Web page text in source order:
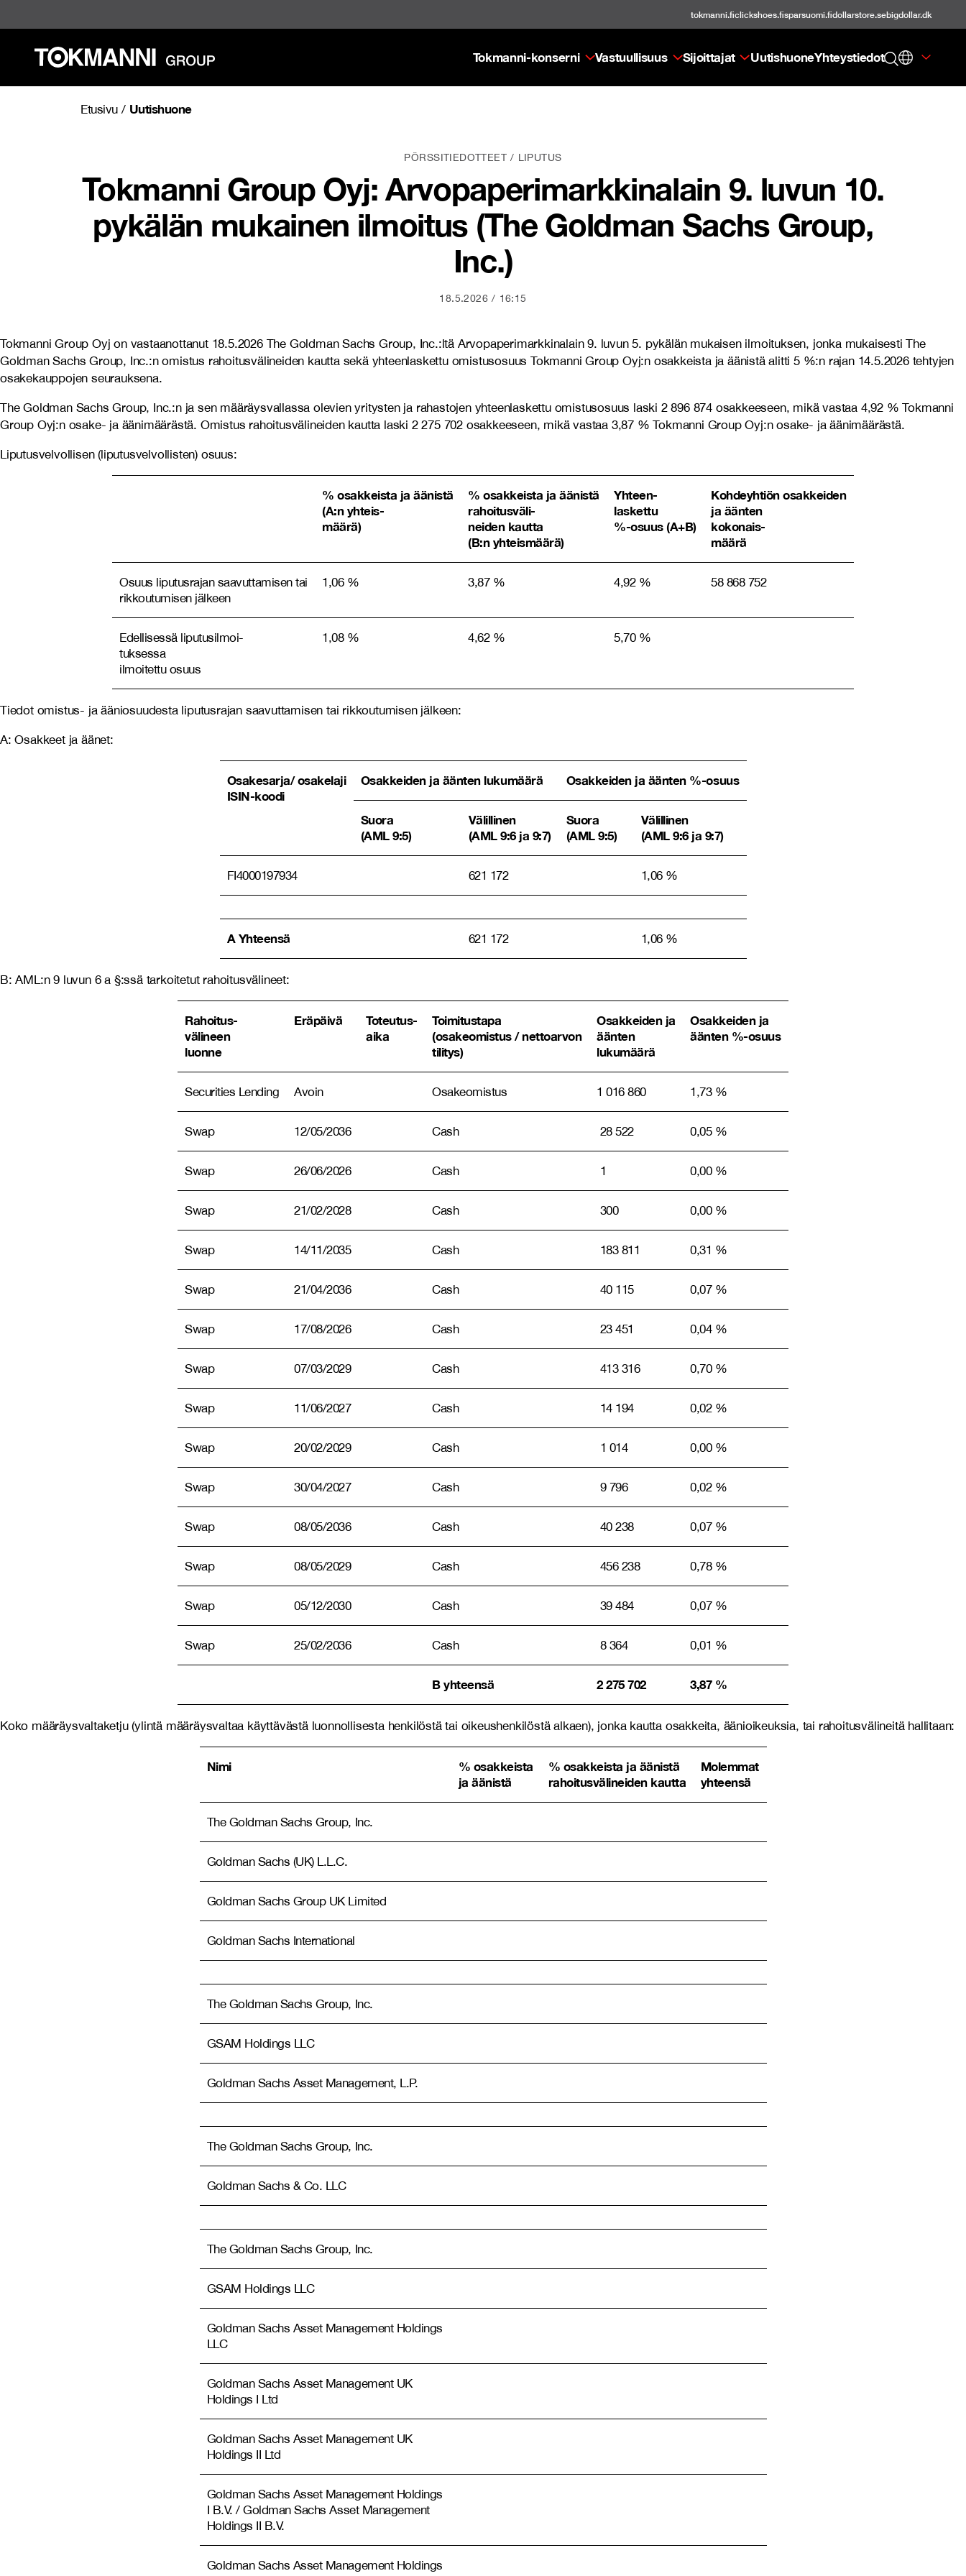
tokmanni.ficlickshoes.fisparsuomi.fidollarstore.sebigdollar.dk
Tokmanni-konserni Vastuullisuus Sijoittajat UutishuoneYhteystiedot
Etusivu/ Uutishuone
PÖRSSITIEDOTTEET LIPUTUS
Tokmanni Group Oyj: Arvopaperimarkkinalain 9. luvun 10.
pykälän mukainen ilmoitus (The Goldman Sachs Group,
Inc.)
18.5.2026 16:15
Tokmanni Group Oyj on vastaanottanut 18.5.2026 The Goldman Sachs Group, Inc.:ltä Arvopaperimarkkinalain 9. luvun 5. pykälän mukaisen ilmoituksen, jonka mukaisesti The
Goldman Sachs Group, Inc.:n omistus rahoitusvälineiden kautta sekä yhteenlaskettu omistusosuus Tokmanni Group Oyj:n osakkeista ja äänistä alitti 5 %:n rajan 14.5.2026 tehtyjen
osakekauppojen seurauksena.
The Goldman Sachs Group, Inc.:n ja sen määräysvallassa olevien yritysten ja rahastojen yhteenlaskettu omistusosuus laski 2 896 874 osakkeeseen, mikä vastaa 4,92 % Tokmanni
Group Oyj:n osake- ja äänimäärästä. Omistus rahoitusvälineiden kautta laski 2 275 702 osakkeeseen, mikä vastaa 3,87 % Tokmanni Group Oyj:n osake- ja äänimäärästä.
Liputusvelvollisen (liputusvelvollisten) osuus:
% osakkeista ja äänistä
(A:n yhteis-
määrä)
% osakkeista ja äänistä
rahoitusväli-
neiden kautta
(B:n yhteismäärä)
Yhteen-
laskettu
%-osuus (A+B)
Kohdeyhtiön osakkeiden
ja äänten
kokonais-
määrä
Osuus liputusrajan saavuttamisen tai
rikkoutumisen jälkeen
1,06 % 3,87 % 4,92 % 58 868 752
Edellisessä liputusilmoi-
tuksessa
ilmoitettu osuus
1,08 % 4,62 % 5,70 %
Tiedot omistus- ja ääniosuudesta liputusrajan saavuttamisen tai rikkoutumisen jälkeen:
A: Osakkeet ja äänet:
Osakesarja/ osakelaji
ISIN-koodi
Osakkeiden ja äänten lukumäärä Osakkeiden ja äänten %-osuus
Suora
(AML 9:5)
Välillinen
(AML 9:6 ja 9:7)
Suora
(AML 9:5)
Välillinen
(AML 9:6 ja 9:7)
FI4000197934 621 172 1,06 %
A Yhteensä 621 172 1,06 %
B: AML:n 9 luvun 6 a §:ssä tarkoitetut rahoitusvälineet:
Rahoitus-
välineen
luonne
Eräpäivä
Toteutus-
aika
Toimitustapa
(osakeomistus / nettoarvon
tilitys)
Osakkeiden ja
äänten
lukumäärä
Osakkeiden ja
äänten %-osuus
Securities Lending Avoin Osakeomistus 1 016 860 1,73 %
Swap 12/05/2036 Cash 28 522 0,05 %
Swap 26/06/2026 Cash 1 0,00 %
Swap 21/02/2028 Cash 300 0,00 %
Swap 14/11/2035 Cash 183 811 0,31 %
Swap 21/04/2036 Cash 40 115 0,07 %
Swap 17/08/2026 Cash 23 451 0,04 %
Swap 07/03/2029 Cash 413 316 0,70 %
Swap 11/06/2027 Cash 14 194 0,02 %
Swap 20/02/2029 Cash 1 014 0,00 %
Swap 30/04/2027 Cash 9 796 0,02 %
Swap 08/05/2036 Cash 40 238 0,07 %
Swap 08/05/2029 Cash 456 238 0,78 %
Swap 05/12/2030 Cash 39 484 0,07 %
Swap 25/02/2036 Cash 8 364 0,01 %
B yhteensä 2 275 702 3,87 %
Koko määräysvaltaketju (ylintä määräysvaltaa käyttävästä luonnollisesta henkilöstä tai oikeushenkilöstä alkaen), jonka kautta osakkeita, äänioikeuksia, tai rahoitusvälineitä hallitaan:
Nimi
% osakkeista
ja äänistä
% osakkeista ja äänistä
rahoitusvälineiden kautta
Molemmat
yhteensä
The Goldman Sachs Group, Inc.
Goldman Sachs (UK) L.L.C.
Goldman Sachs Group UK Limited
Goldman Sachs International
The Goldman Sachs Group, Inc.
GSAM Holdings LLC
Goldman Sachs Asset Management, L.P.
The Goldman Sachs Group, Inc.
Goldman Sachs & Co. LLC
The Goldman Sachs Group, Inc.
GSAM Holdings LLC
Goldman Sachs Asset Management Holdings
LLC
Goldman Sachs Asset Management UK
Holdings I Ltd
Goldman Sachs Asset Management UK
Holdings II Ltd
Goldman Sachs Asset Management Holdings
I B.V. / Goldman Sachs Asset Management
Holdings II B.V.
Goldman Sachs Asset Management Holdings